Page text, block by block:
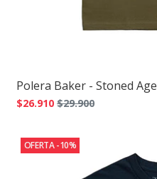
Polera Baker - Stoned Age
$26.910 $29.900
OFERTA -10%